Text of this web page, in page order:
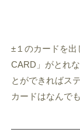
±１のカードを
CARD」がとれ
とができればス
カードはなんで